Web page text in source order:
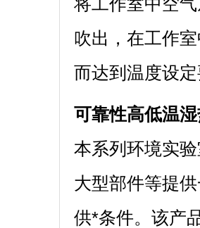
将工作室中空气
吹出，在工
而达到温度设定要
可靠性高低温
本系列环境实验
大型部件等提供
供*条件。